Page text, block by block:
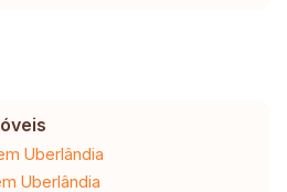
Uberlândia
Uberlândia